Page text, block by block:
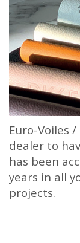
Euro-Voiles
dealer to
has been
years in all
projects.